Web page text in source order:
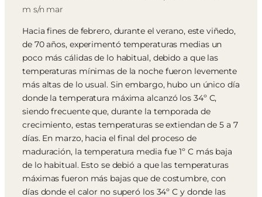
m s/n mar
Hacia fines de febrero, durante el verano, este viñedo,
de 70 años, experimentó temperaturas medias un
poco más cálidas de lo habitual, debido a que las
temperaturas mínimas de la noche fueron levemente
más altas de lo usual. Sin embargo, hubo un único día
donde la temperatura máxima alcanzó los 34º C,
siendo frecuente que, durante la temporada de
crecimiento, estas temperaturas se extiendan de 5 a 7
días. En marzo, hacia el final del proceso de
maduración, la temperatura media fue 1º C más baja
de lo habitual. Esto se debió a que las temperaturas
máximas fueron más bajas que de costumbre, con
días donde el calor no superó los 34º C y donde las